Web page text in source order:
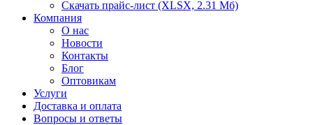
Скачать прайс-лист (XLSX, 2.31 Мб)
Компания
О нас
Новости
Контакты
Блог
Оптовикам
Услуги
Доставка и оплата
Вопросы и ответы